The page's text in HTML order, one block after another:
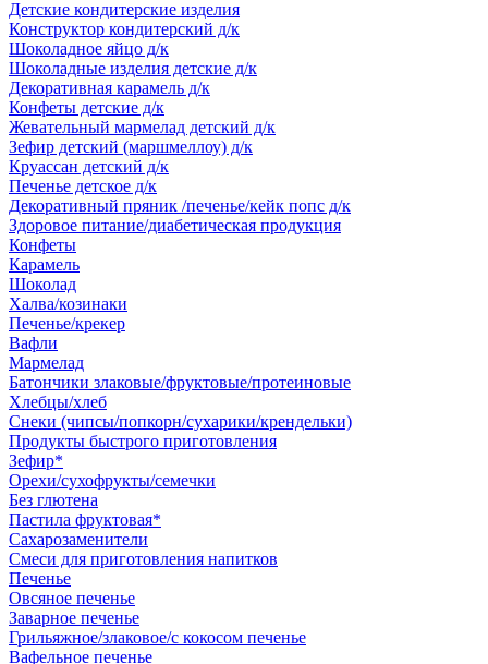
Детские кондитерские изделия
Конструктор кондитерский д/к
Шоколадное яйцо д/к
Шоколадные изделия детские д/к
Декоративная карамель д/к
Конфеты детские д/к
Жевательный мармелад детский д/к
Зефир детский (маршмеллоу) д/к
Круассан детский д/к
Печенье детское д/к
Декоративный пряник /печенье/кейк попс д/к
Здоровое питание/диабетическая продукция
Конфеты
Карамель
Шоколад
Халва/козинаки
Печенье/крекер
Вафли
Мармелад
Батончики злаковые/фруктовые/протеиновые
Хлебцы/хлеб
Снеки (чипсы/попкорн/сухарики/крендельки)
Продукты быстрого приготовления
Зефир*
Орехи/сухофрукты/семечки
Без глютена
Пастила фруктовая*
Сахарозаменители
Смеси для приготовления напитков
Печенье
Овсяное печенье
Заварное печенье
Грильяжное/злаковое/с кокосом печенье
Вафельное печенье